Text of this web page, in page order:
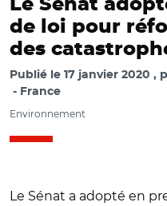
Le Sénat
de loi pour
des
Publié le 17 janvier 2020
France
Environnement
Le Sénat a adopté en